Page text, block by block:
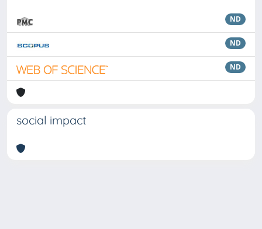
ND
ND
ND
social impact